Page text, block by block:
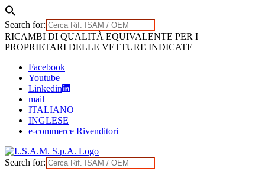
Search for:
Skip
to
RICAMBI DI QUALITÀ EQUIVALENTE PER I
PROPRIETARI DELLE VETTURE INDICATE
Facebook
Youtube
Linkedin
mail
ITALIANO
INGLESE
e-commerce Rivenditori
Search for: